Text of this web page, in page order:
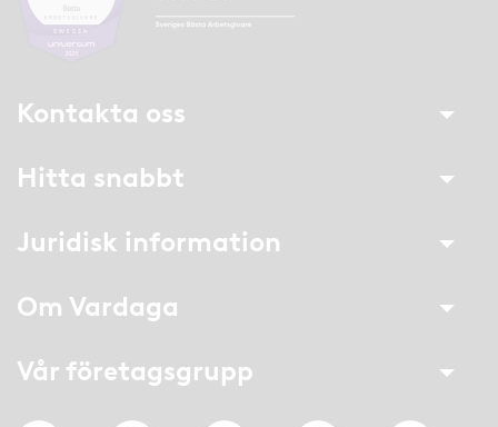
Kontakta oss
Hitta snabbt
Juridisk information
Om Vardaga
Vår företagsgrupp